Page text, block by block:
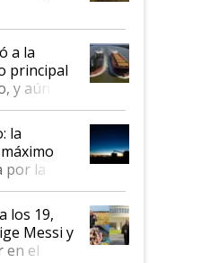
a la
principal
y aún así
de cada
el
la
por la
los 19,
Messi y
en el